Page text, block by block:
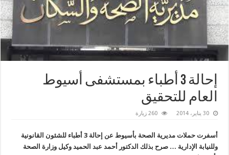
إحالة 3 أطباء بمستشفى أسيوط
العام للتحقيق
30 يناير، 2014 260 زيارة
أسفرت حملات مديرية الصحة بأسيوط عن إحالة 3 أطباء للشئون القانونية
وللنيابة الإدارية … صرح بذلك الدكتور أحمد عبد الحميد وكيل وزارة الصحة